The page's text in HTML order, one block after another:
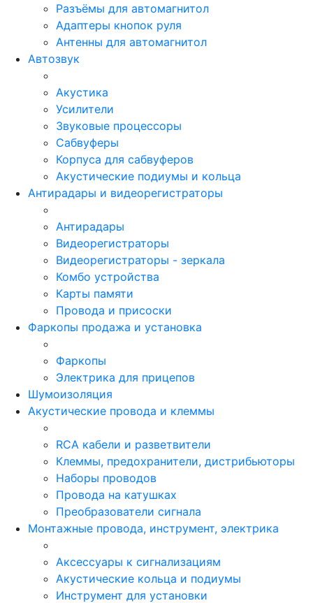
Разъёмы для автомагнитол
Адаптеры кнопок руля
Антенны для автомагнитол
Автозвук
Акустика
Усилители
Звуковые процессоры
Сабвуферы
Корпуса для сабвуферов
Акустические подиумы и кольца
Антирадары и видеорегистраторы
Антирадары
Видеорегистраторы
Видеорегистраторы - зеркала
Комбо устройства
Карты памяти
Провода и присоски
Фаркопы продажа и установка
Фаркопы
Электрика для прицепов
Шумоизоляция
Акустические провода и клеммы
RCA кабели и разветвители
Клеммы, предохранители, дистрибьюторы
Наборы проводов
Провода на катушках
Преобразователи сигнала
Монтажные провода, инструмент, электрика
Аксессуары к сигнализациям
Акустические кольца и подиумы
Инструмент для установки